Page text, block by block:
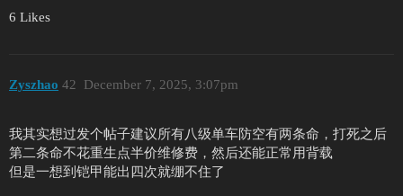
6 Likes
Zyszhao December 7, 2025, 3:07pm
42
我其实想过发个帖子建议所有八级单车防空有两条命，打死之后
第二条命不花重生点半价维修费，然后还能正常用背载
但是一想到铠甲能出四次就绷不住了